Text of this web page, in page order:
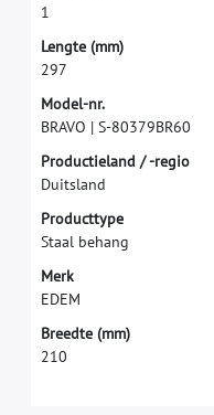
1
Lengte (mm)
297
Model-nr.
BRAVO | S-80379BR60
Productieland /-regio
Duitsland
Producttype
Staal behang
Merk
EDEM
Breedte (mm)
210